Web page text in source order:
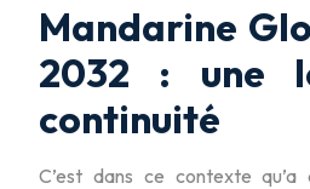
Mandarine
2032 : une
continuité
C’est dans ce contexte qu’a